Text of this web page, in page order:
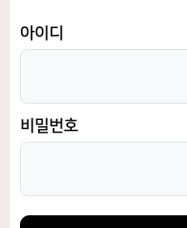
아이디
비밀번호